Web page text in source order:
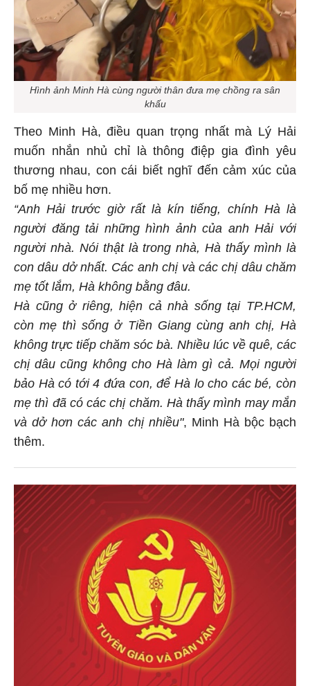
Hình ảnh Minh Hà cùng người thân đưa mẹ chồng ra sân
khấu
Theo Minh Hà, điều quan trọng nhất mà Lý Hải
muốn nhắn nhủ chỉ là thông điệp gia đình yêu
thương nhau, con cái biết nghĩ đến cảm xúc của
bố mẹ nhiều hơn.
“Anh Hải trước giờ rất là kín tiếng, chính Hà là
người đăng tải những hình ảnh của anh Hải với
người nhà. Nói thật là trong nhà, Hà thấy mình là
con dâu dở nhất. Các anh chị và các chị dâu chăm
mẹ tốt lắm, Hà không bằng đâu.
Hà cũng ở riêng, hiện cả nhà sống tại TP.HCM,
còn mẹ thì sống ở Tiền Giang cùng anh chị, Hà
không trực tiếp chăm sóc bà. Nhiều lúc về quê, các
chị dâu cũng không cho Hà làm gì cả. Mọi người
bảo Hà có tới 4 đứa con, để Hà lo cho các bé, còn
mẹ thì đã có các chị chăm. Hà thấy mình may mắn
và dở hơn các anh chị nhiều", Minh Hà bộc bạch
thêm.